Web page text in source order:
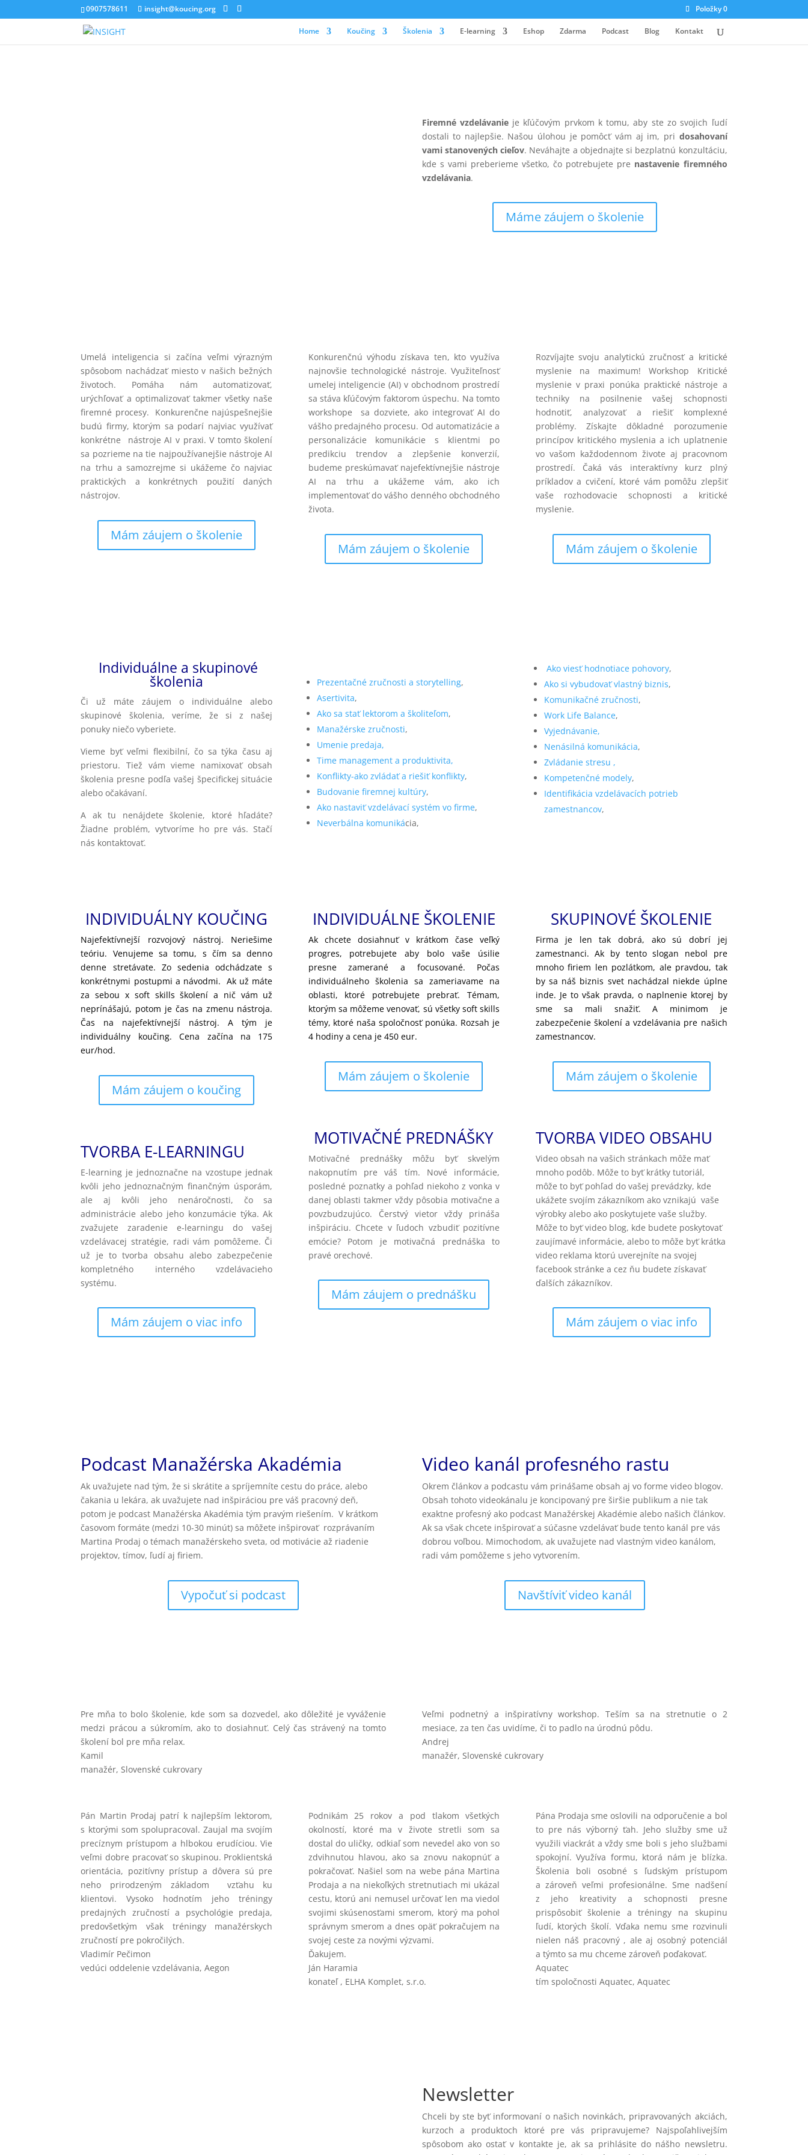
0907578611 insight@koucing.org Položky 0
Home Koučing Školenia E-learning Eshop Zdarma Podcast Blog Kontakt
Firemné vzdelávanieje kľúčovým prvkom k tomu, aby ste zo svojich ľudí
dostali to najlepšie. Našou úlohou je pomôcť vám aj im, pri dosahovaní
vami stanovených cieľov. Neváhajte a objednajte si bezplatnú konzultáciu,
kde s vami preberieme všetko, čo potrebujete pre nastavenie firemného
vzdelávania.
Máme záujem o školenie
Umelá inteligencia si začína veľmi výrazným
spôsobom nachádzať miesto v našich bežných
životoch. Pomáha nám automatizovať,
urýchľovať a optimalizovať takmer všetky naše
firemné procesy. Konkurenčne najúspešnejšie
budú firmy, ktorým sa podarí najviac využívať
konkrétne nástroje AI v praxi. V tomto školení
sa pozrieme na tie najpoužívanejšie nástroje AI
na trhu a samozrejme si ukážeme čo najviac
praktických a konkrétnych použití daných
nástrojov.
Mám záujem o školenie
Konkurenčnú výhodu získava ten, kto využíva
najnovšie technologické nástroje. Využiteľnosť
umelej inteligencie (AI) v obchodnom prostredí
sa stáva kľúčovým faktorom úspechu. Na tomto
workshope sa dozviete, ako integrovať AI do
vášho predajného procesu. Od automatizácie a
personalizácie komunikácie s klientmi po
predikciu trendov a zlepšenie konverzií,
budeme preskúmavať najefektívnejšie nástroje
AI na trhu a ukážeme vám, ako ich
implementovať do vášho denného obchodného
života.
Mám záujem o školenie
Rozvíjajte svoju analytickú zručnosť a kritické
myslenie na maximum! Workshop Kritické
myslenie v praxi ponúka praktické nástroje a
techniky na posilnenie vašej schopnosti
hodnotiť, analyzovať a riešiť komplexné
problémy. Získajte dôkladné porozumenie
princípov kritického myslenia a ich uplatnenie
vo vašom každodennom živote aj pracovnom
prostredí. Čaká vás interaktívny kurz plný
príkladov a cvičení, ktoré vám pomôžu zlepšiť
vaše rozhodovacie schopnosti a kritické
myslenie.
Mám záujem o školenie
Individuálne a skupinové
školenia
Či už máte záujem o individuálne alebo
skupinové školenia, veríme, že si z našej
ponuky niečo vyberiete.
Vieme byť veľmi flexibilní, čo sa týka času aj
priestoru. Tiež vám vieme namixovať obsah
školenia presne podľa vašej špecifickej situácie
alebo očakávaní.
A ak tu nenájdete školenie, ktoré hľadáte?
Žiadne problém, vytvoríme ho pre vás. Stačí
nás kontaktovať.
Prezentačné zručnosti a storytelling,
Asertivita,
Ako sa stať lektorom a školiteľom,
Manažérske zručnosti,
Umenie predaja,
Time management a produktivita,
Konflikty-ako zvládať a riešiť konflikty,
Budovanie firemnej kultúry,
Ako nastaviť vzdelávací systém vo firme,
Neverbálna komunikácia,
Ako viesť hodnotiace pohovory,
Ako si vybudovať vlastný biznis,
Komunikačné zručnosti,
Work Life Balance,
Vyjednávanie,
Nenásilná komunikácia,
Zvládanie stresu ,
Kompetenčné modely,
Identifikácia vzdelávacích potrieb
zamestnancov,
INDIVIDUÁLNY KOUČING
Najefektívnejší rozvojový nástroj. Neriešime
teóriu. Venujeme sa tomu, s čím sa denno
denne stretávate. Zo sedenia odchádzate s
konkrétnymi postupmi a návodmi. Ak už máte
za sebou x soft skills školení a nič vám už
neprínášajú, potom je čas na zmenu nástroja.
Čas na najefektívnejší nástroj. A tým je
individuálny koučing. Cena začína na 175
eur/hod.
Mám záujem o koučing
TVORBA E-LEARNINGU
E-learning je jednoznačne na vzostupe jednak
kvôli jeho jednoznačným finančným úsporám,
ale aj kvôli jeho nenáročnosti, čo sa
administrácie alebo jeho konzumácie týka. Ak
zvažujete zaradenie e-learningu do vašej
vzdelávacej stratégie, radi vám pomôžeme. Či
už je to tvorba obsahu alebo zabezpečenie
kompletného interného vzdelávacieho
systému.
Mám záujem o viac info
INDIVIDUÁLNE ŠKOLENIE
Ak chcete dosiahnuť v krátkom čase veľký
progres, potrebujete aby bolo vaše úsilie
presne zamerané a focusované. Počas
individuálneho školenia sa zameriavame na
oblasti, ktoré potrebujete prebrať. Témam,
ktorým sa môžeme venovať, sú všetky soft skills
témy, ktoré naša spoločnosť ponúka. Rozsah je
4 hodiny a cena je 450 eur.
Mám záujem o školenie
MOTIVAČNÉ PREDNÁŠKY
Motivačné prednášky môžu byť skvelým
nakopnutím pre váš tím. Nové informácie,
posledné poznatky a pohľad niekoho z vonka v
danej oblasti takmer vždy pôsobia motivačne a
povzbudzujúco. Čerstvý vietor vždy prináša
inšpiráciu. Chcete v ľudoch vzbudiť pozitívne
emócie? Potom je motivačná prednáška to
pravé orechové.
Mám záujem o prednášku
SKUPINOVÉ ŠKOLENIE
Firma je len tak dobrá, ako sú dobrí jej
zamestnanci. Ak by tento slogan nebol pre
mnoho firiem len pozlátkom, ale pravdou, tak
by sa náš biznis svet nachádzal niekde úplne
inde. Je to však pravda, o naplnenie ktorej by
sme sa mali snažiť. A minimom je
zabezpečenie školení a vzdelávania pre našich
zamestnancov.
Mám záujem o školenie
TVORBA VIDEO OBSAHU
Video obsah na vašich stránkach môže mať
mnoho podôb. Môže to byť krátky tutoriál,
môže to byť pohľad do vašej prevádzky, kde
ukážete svojím zákazníkom ako vznikajú vaše
výrobky alebo ako poskytujete vaše služby.
Môže to byť video blog, kde budete poskytovať
zaujímavé informácie, alebo to môže byť krátka
video reklama ktorú uverejníte na svojej
facebook stránke a cez ňu budete získavať
ďalších zákazníkov.
Mám záujem o viac info
Podcast Manažérska Akadémia
Ak uvažujete nad tým, že si skrátite a spríjemníte cestu do práce, alebo
čakania u lekára, ak uvažujete nad inšpiráciou pre váš pracovný deň,
potom je podcast Manažérska Akadémia tým pravým riešením. V krátkom
časovom formáte (medzi 10-30 minút) sa môžete inšpirovať rozprávaním
Martina Prodaj o témach manažérskeho sveta, od motivácie až riadenie
projektov, tímov, ľudí aj firiem.
Vypočuť si podcast
Video kanál profesného rastu
Okrem článkov a podcastu vám prinášame obsah aj vo forme video blogov.
Obsah tohoto videokánalu je koncipovaný pre širšie publikum a nie tak
exaktne profesný ako podcast Manažérskej Akadémie alebo našich článkov.
Ak sa však chcete inšpirovať a súčasne vzdelávať bude tento kanál pre vás
dobrou voľbou. Mimochodom, ak uvažujete nad vlastným video kanálom,
radi vám pomôžeme s jeho vytvorením.
Navštíviť video kanál
Pre mňa to bolo školenie, kde som sa dozvedel, ako dôležité je vyváženie
medzi prácou a súkromím, ako to dosiahnuť. Celý čas strávený na tomto
školení bol pre mňa relax.
Kamil
manažér, Slovenské cukrovary
Veľmi podnetný a inšpiratívny workshop. Teším sa na stretnutie o 2
mesiace, za ten čas uvidíme, či to padlo na úrodnú pôdu.
Andrej
manažér, Slovenské cukrovary
Pán Martin Prodaj patrí k najlepším lektorom,
s ktorými som spolupracoval. Zaujal ma svojím
precíznym prístupom a hlbokou erudíciou. Vie
veľmi dobre pracovať so skupinou. Proklientská
orientácia, pozitívny prístup a dôvera sú pre
neho prirodzeným základom vzťahu ku
klientovi. Vysoko hodnotím jeho tréningy
predajných zručností a psychológie predaja,
predovšetkým však tréningy manažérskych
zručností pre pokročilých.
Vladimír Pečimon
vedúci oddelenie vzdelávania, Aegon
Podnikám 25 rokov a pod tlakom všetkých
okolností, ktoré ma v živote stretli som sa
dostal do uličky, odkiaľ som nevedel ako von so
zdvihnutou hlavou, ako sa znovu nakopnúť a
pokračovať. Našiel som na webe pána Martina
Prodaja a na niekoľkých stretnutiach mi ukázal
cestu, ktorú ani nemusel určovať len ma viedol
svojimi skúsenosťami smerom, ktorý ma pohol
správnym smerom a dnes opäť pokračujem na
svojej ceste za novými výzvami.
Ďakujem.
Ján Haramia
konateľ , ELHA Komplet, s.r.o.
Pána Prodaja sme oslovili na odporučenie a bol
to pre nás výborný ťah. Jeho služby sme už
využili viackrát a vždy sme boli s jeho službami
spokojní. Využíva formu, ktorá nám je blízka.
Školenia boli osobné s ľudským prístupom
a zároveň veľmi profesionálne. Sme nadšení
z jeho kreativity a schopnosti presne
prispôsobiť školenie a tréningy na skupinu
ľudí, ktorých školí. Vďaka nemu sme rozvinuli
nielen náš pracovný , ale aj osobný potenciál
a týmto sa mu chceme zároveň poďakovať.
Aquatec
tím spoločnosti Aquatec, Aquatec
Newsletter
Chceli by ste byť informovaní o našich novinkách, pripravovaných akciách,
kurzoch a produktoch ktoré pre vás pripravujeme? Najspoľahlivejším
spôsobom ako ostať v kontakte je, ak sa prihlásite do nášho newsletru.